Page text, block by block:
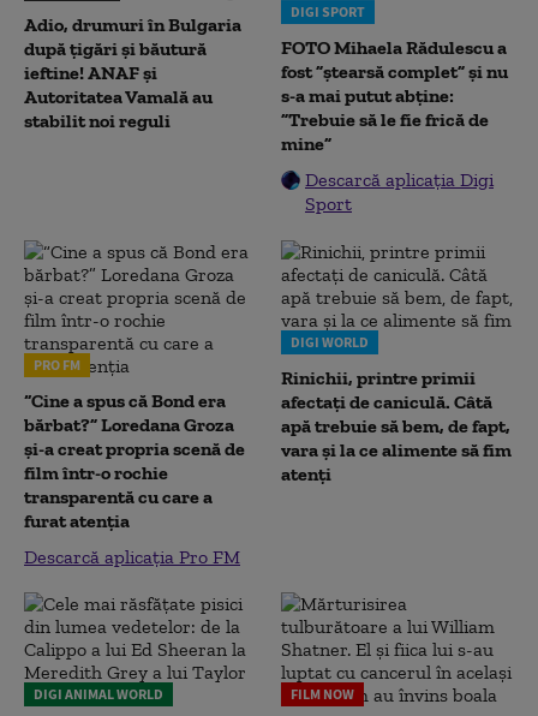
Adio, drumuri în Bulgaria
după țigări și băutură
ieftine! ANAF și
Autoritatea Vamală au
stabilit noi reguli
DIGI SPORT
FOTO Mihaela Rădulescu a
fost ”ștearsă complet” și nu
s-a mai putut abține:
”Trebuie să le fie frică de
mine”
Descarcă aplicația Digi
Sport
PRO FM
“Cine a spus că Bond era
bărbat?” Loredana Groza
și-a creat propria scenă de
film într-o rochie
transparentă cu care a
furat atenția
Descarcă aplicația Pro FM
DIGI WORLD
Rinichii, printre primii
afectați de caniculă. Câtă
apă trebuie să bem, de fapt,
vara și la ce alimente să fim
atenți
DIGI ANIMAL WORLD FILM NOW